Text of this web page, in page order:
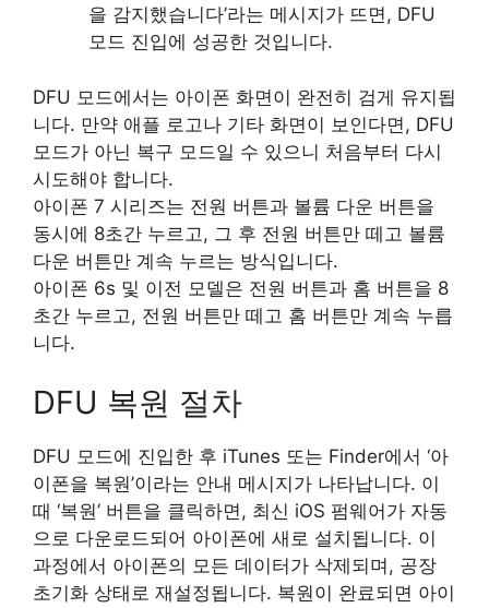
을 감지했습니다’라는 메시지가 뜨면, DFU
모드 진입에 성공한 것입니다.
DFU 모드에서는 아이폰 화면이 완전히 검게 유지됩
니다. 만약 애플 로고나 기타 화면이 보인다면, DFU
모드가 아닌 복구 모드일 수 있으니 처음부터 다시
시도해야 합니다.
아이폰 7 시리즈는 전원 버튼과 볼륨 다운 버튼을
동시에 8초간 누르고, 그 후 전원 버튼만 떼고 볼륨
다운 버튼만 계속 누르는 방식입니다.
아이폰 6s 및 이전 모델은 전원 버튼과 홈 버튼을 8
초간 누르고, 전원 버튼만 떼고 홈 버튼만 계속 누릅
니다.
DFU 복원 절차
DFU 모드에 진입한 후 iTunes 또는 Finder에서 ‘아
이폰을 복원’이라는 안내 메시지가 나타납니다. 이
때 ‘복원’ 버튼을 클릭하면, 최신 iOS 펌웨어가 자동
으로 다운로드되어 아이폰에 새로 설치됩니다. 이
과정에서 아이폰의 모든 데이터가 삭제되며, 공장
초기화 상태로 재설정됩니다. 복원이 완료되면 아이